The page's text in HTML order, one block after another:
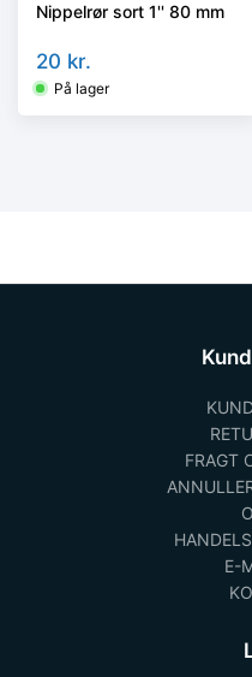
Nippelrør sort 1'' 80 mm
20 kr.
På lager
FRAGT
E-